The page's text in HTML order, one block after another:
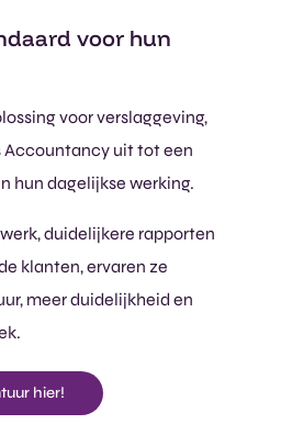
voor hun
voor verslaggeving,
Accountancy uit tot een
hun dagelijkse werking.
duidelijkere rapporten
klanten, ervaren ze
meer duidelijkheid en
hier!